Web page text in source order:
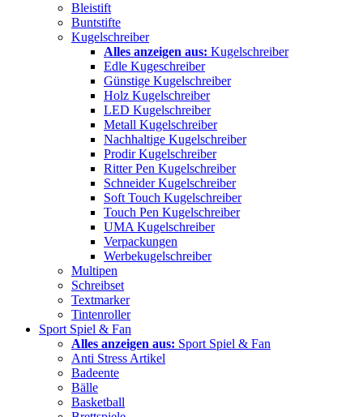
Bleistift
Buntstifte
Kugelschreiber
Alles anzeigen aus: Kugelschreiber
Edle Kugeschreiber
Günstige Kugelschreiber
Holz Kugelschreiber
LED Kugelschreiber
Metall Kugelschreiber
Nachhaltige Kugelschreiber
Prodir Kugelschreiber
Ritter Pen Kugelschreiber
Schneider Kugelschreiber
Soft Touch Kugelschreiber
Touch Pen Kugelschreiber
UMA Kugelschreiber
Verpackungen
Werbekugelschreiber
Multipen
Schreibset
Textmarker
Tintenroller
Sport Spiel & Fan
Alles anzeigen aus: Sport Spiel & Fan
Anti Stress Artikel
Badeente
Bälle
Basketball